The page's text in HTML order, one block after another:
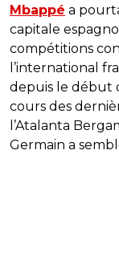
Mbappé a
capitale
compétitions
l’international
depuis le début
cours des
l’Atalanta
Germain a